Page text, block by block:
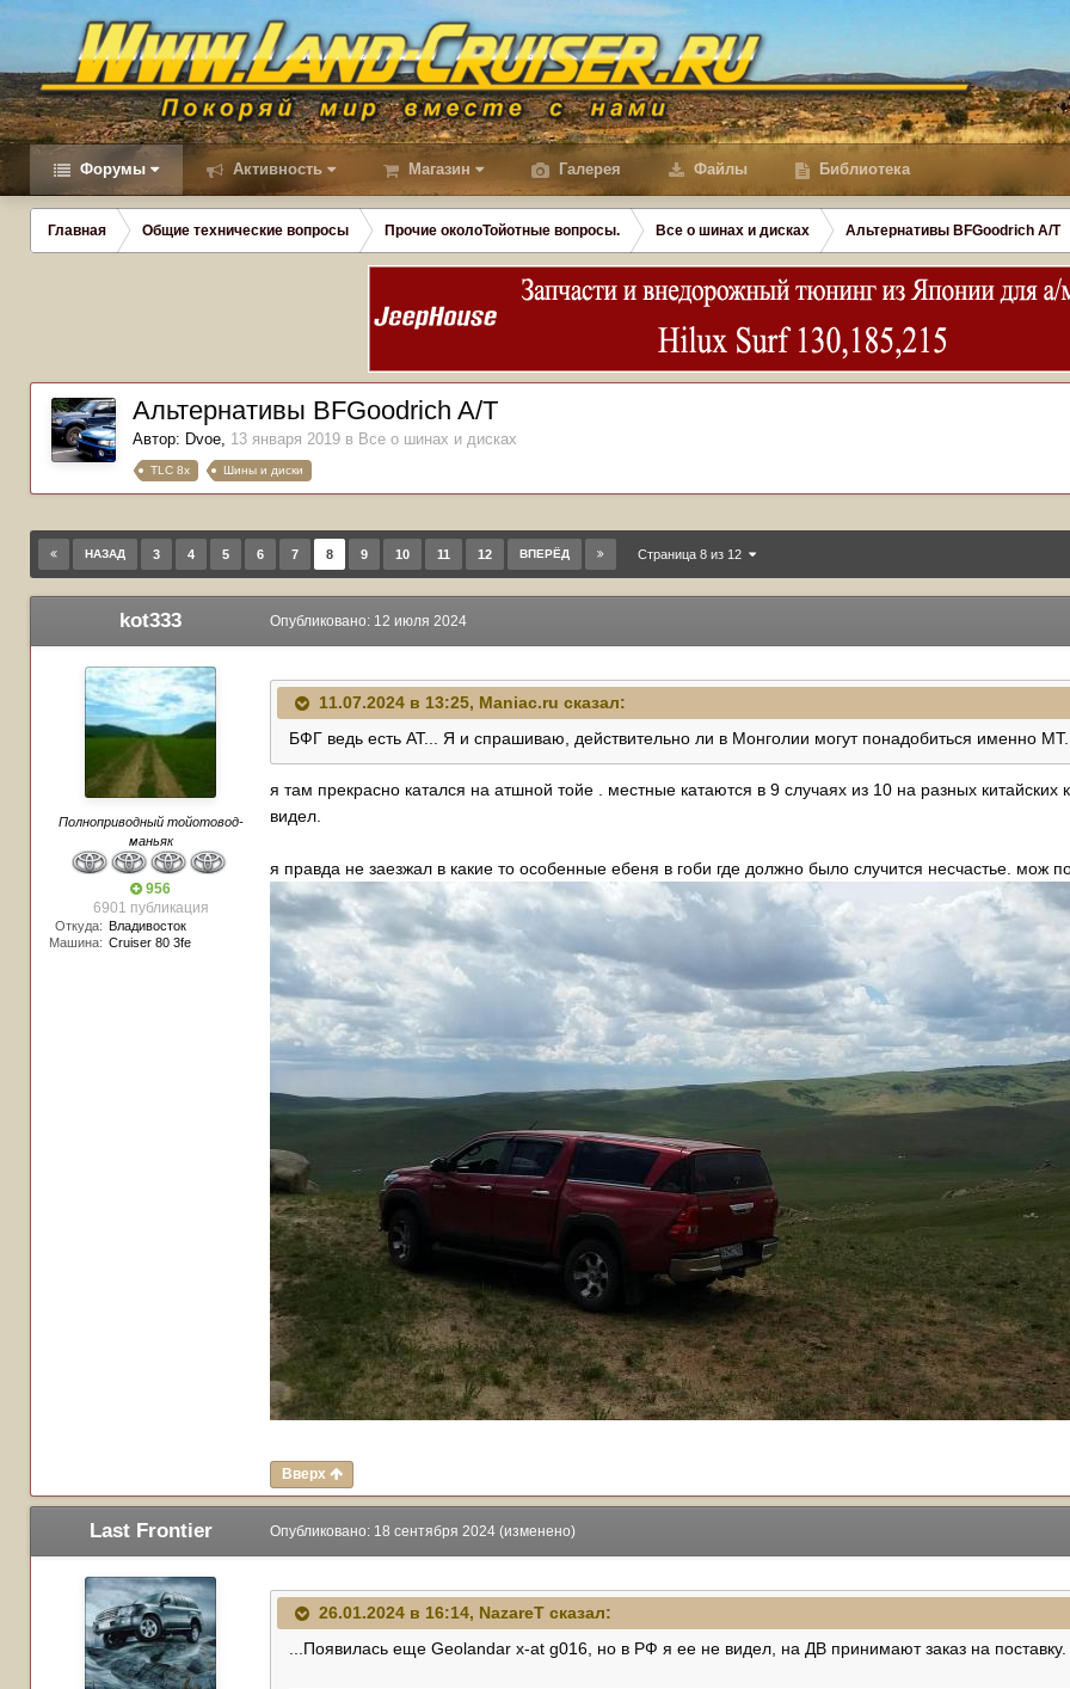
Форумы Активность Магазин Галерея Файлы Библиотека
Главная Общие технические вопросы Прочие околоТойотные вопросы. Все о шинах и дисках Альтернативы BFGoodrich A/Т
Альтернативы BFGoodrich A/Т
Автор: Dvoe, 13 января 2019 в Все о шинах и дисках
TLC 8x Шины и диски
НАЗАД 3 4 5 6 7 8 9 10 11 12 ВПЕРЁД Страница 8 из 12
kot333
Полноприводный тойотовод-
маньяк
956
6901 публикация
Откуда: Владивосток
Машина: Cruiser 80 3fe
Опубликовано: 12 июля 2024
11.07.2024 в 13:25, Maniac.ru сказал:
БФГ ведь есть AT... Я и спрашиваю, действительно ли в Монголии могут понадобиться именно MT.
я там прекрасно катался на атшной тойе . местные катаются в 9 случаях из 10 на разных
видел.
я правда не заезжал в какие то особенные ебеня в гоби где должно было случится несчастье. мож
Вверх
Last Frontier Опубликовано: 18 сентября 2024 (изменено)
26.01.2024 в 16:14, NazareT сказал:
...Появилась еще Geolandar x-at g016, но в РФ я ее не видел, на ДВ принимают заказ на поставку.